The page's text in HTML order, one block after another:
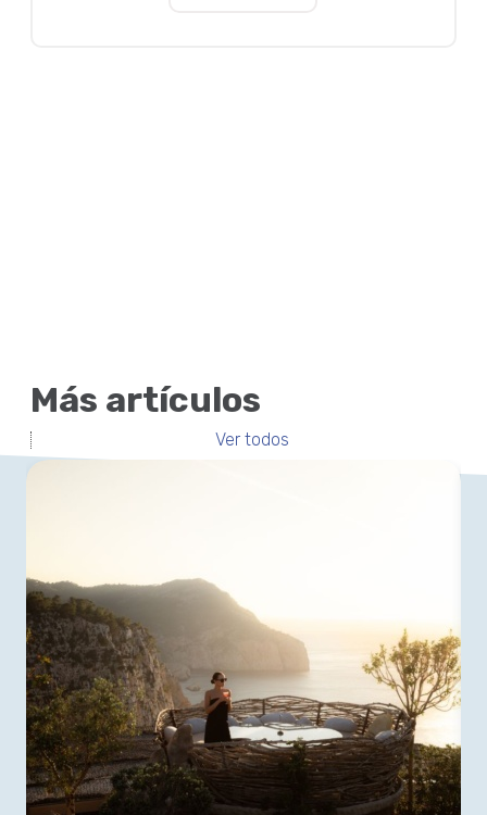
Más artículos
Ver todos